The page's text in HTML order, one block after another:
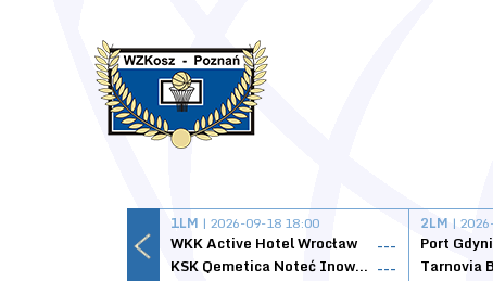
1LM | 2026-09-18 18:00
WKK Active Hotel Wrocław
---
KSK Qemetica Noteć Inowrocław ---
2LM |
Port